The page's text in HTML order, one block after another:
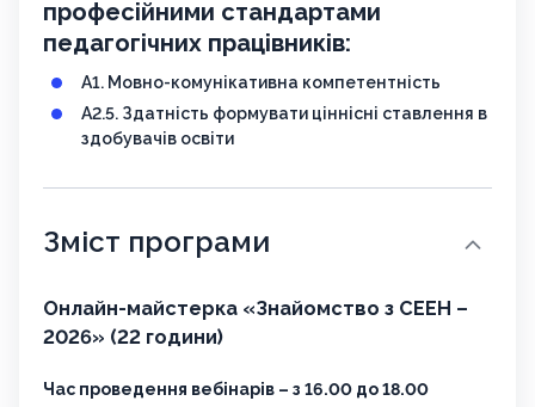
професійними стандартами
педагогічних працівників:
A1. Мовно-комунікативна компетентність
А2.5. Здатність формувати ціннісні ставлення в
здобувачів освіти
Зміст програми
Онлайн-майстерка «Знайомство з СЕЕН –
2026» (22 години)
Час проведення вебінарів – з 16.00 до 18.00